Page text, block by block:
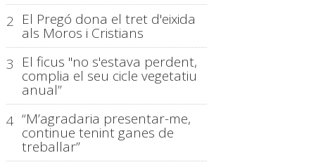
2 El Pregó dona el tret d'eixida
als Moros i Cristians
3 El ficus "no s'estava perdent,
complia el seu cicle vegetatiu
anual”
4 “M’agradaria presentar-me,
continue tenint ganes de
treballar”